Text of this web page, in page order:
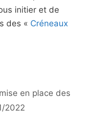
initier et de
des « Créneaux
en place des
2022